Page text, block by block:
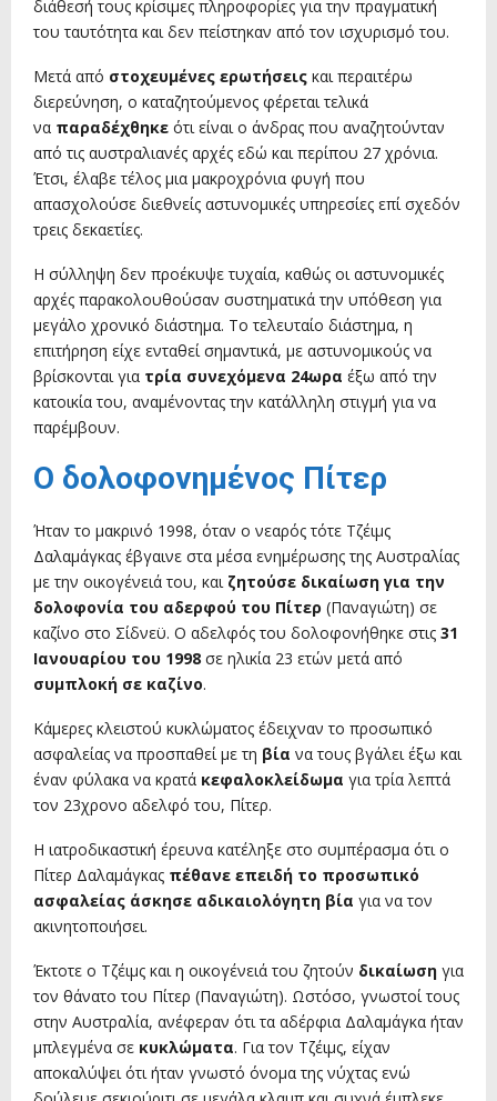
διάθεσή τους κρίσιμες πληροφορίες για την πραγματική
του ταυτότητα και δεν πείστηκαν από τον ισχυρισμό του.
Μετά από στοχευμένες ερωτήσεις και περαιτέρω
διερεύνηση, ο καταζητούμενος φέρεται τελικά
να παραδέχθηκε ότι είναι ο άνδρας που αναζητούνταν
από τις αυστραλιανές αρχές εδώ και περίπου 27 χρόνια.
Έτσι, έλαβε τέλος μια μακροχρόνια φυγή που
απασχολούσε διεθνείς αστυνομικές υπηρεσίες επί σχεδόν
τρεις δεκαετίες.
Η σύλληψη δεν προέκυψε τυχαία, καθώς οι αστυνομικές
αρχές παρακολουθούσαν συστηματικά την υπόθεση για
μεγάλο χρονικό διάστημα. Το τελευταίο διάστημα, η
επιτήρηση είχε ενταθεί σημαντικά, με αστυνομικούς να
βρίσκονται για τρία συνεχόμενα 24ωρα έξω από την
κατοικία του, αναμένοντας την κατάλληλη στιγμή για να
παρέμβουν.
Ο δολοφονημένος Πίτερ
Ήταν το μακρινό 1998, όταν ο νεαρός τότε Τζέιμς
Δαλαμάγκας έβγαινε στα μέσα ενημέρωσης της Αυστραλίας
με την οικογένειά του, και ζητούσε δικαίωση για την
δολοφονία του αδερφού του Πίτερ (Παναγιώτη) σε
καζίνο στο Σίδνεϋ. Ο αδελφός του δολοφονήθηκε στις 31
Ιανουαρίου του 1998 σε ηλικία 23 ετών μετά από
συμπλοκή σε καζίνο.
Κάμερες κλειστού κυκλώματος έδειχναν το προσωπικό
ασφαλείας να προσπαθεί με τη βία να τους βγάλει έξω και
έναν φύλακα να κρατά κεφαλοκλείδωμα για τρία λεπτά
τον 23χρονο αδελφό του, Πίτερ.
Η ιατροδικαστική έρευνα κατέληξε στο συμπέρασμα ότι ο
Πίτερ Δαλαμάγκας πέθανε επειδή το προσωπικό
ασφαλείας άσκησε αδικαιολόγητη βία για να τον
ακινητοποιήσει.
Έκτοτε ο Τζέιμς και η οικογένειά του ζητούν δικαίωση για
τον θάνατο του Πίτερ (Παναγιώτη). Ωστόσο, γνωστοί τους
στην Αυστραλία, ανέφεραν ότι τα αδέρφια Δαλαμάγκα ήταν
μπλεγμένα σε κυκλώματα. Για τον Τζέιμς, είχαν
αποκαλύψει ότι ήταν γνωστό όνομα της νύχτας ενώ